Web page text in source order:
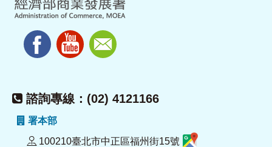
諮詢專線：(02) 4121166
署本部
100210臺北市中正區福州街15號